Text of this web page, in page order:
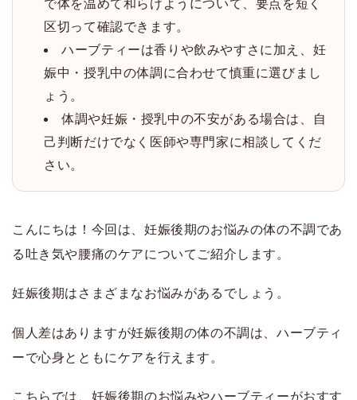
で体を温めて和らげようについて、要点を短く
区切って確認できます。
ハーブティーは香りや飲みやすさに加え、妊
娠中・授乳中の体調に合わせて慎重に選びまし
ょう。
体調や妊娠・授乳中の不安がある場合は、自
己判断だけでなく医師や専門家に相談してくだ
さい。
こんにちは！今回は、 妊娠後期のお悩みの体の不調であ
る吐き気や腰痛のケアについてご紹介します。
妊娠後期はさまざまなお悩みがあるでしょう。
個人差はありますが妊娠後期の体の不調は、ハーブティ
ーで心身とともにケアを行えます。
こちらでは、妊娠後期のお悩みやハーブティーがおすす